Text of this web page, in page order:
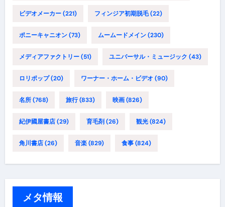
ビデオメーカー(221) フィンジア初期脱毛(22)
ポニーキャニオン(73) ムームードメイン(230)
メディアファクトリー(51) ユニバーサル・ミュージック (43)
ロリポップ(20) ワーナー・ホーム・ビデオ (90)
名所(768) 旅行(833) 映画(826)
紀伊國屋書店(29) 育毛剤(26) 観光(824)
角川書店(26) 音楽(829) 食事(824)
メタ情報